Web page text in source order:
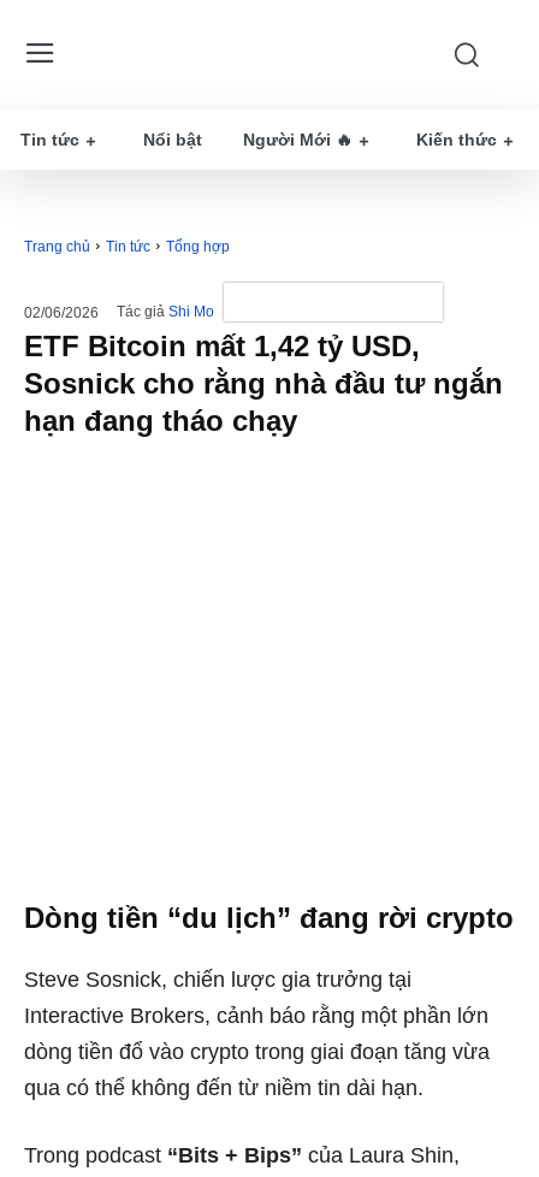
Tin tức Nổi bật Người Mới 🔥 Kiến thức
Trang chủ Tin tức Tổng hợp
02/06/2026 Tác giả Shi Mo
ETF Bitcoin mất 1,42 tỷ USD,
Sosnick cho rằng nhà đầu tư ngắn
hạn đang tháo chạy
Dòng tiền “du lịch” đang rời crypto
Steve Sosnick, chiến lược gia trưởng tại
Interactive Brokers, cảnh báo rằng một phần lớn
dòng tiền đổ vào crypto trong giai đoạn tăng vừa
qua có thể không đến từ niềm tin dài hạn.
Trong podcast “Bits + Bips” của Laura Shin,